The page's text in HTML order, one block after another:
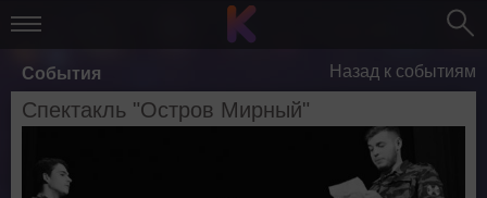
События Назад к событиям
Спектакль "Остров Мирный"